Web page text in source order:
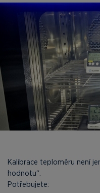
Kalibrace teploměru není
hodnotu“.
Potřebujete: